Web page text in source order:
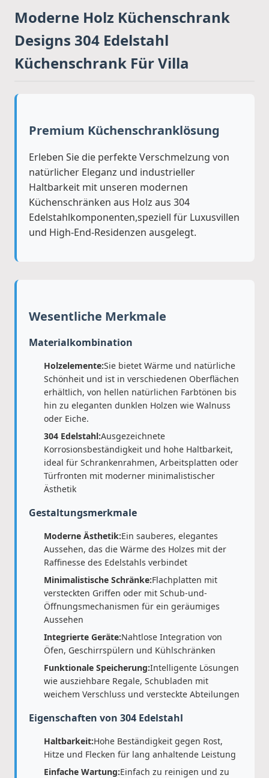
Moderne Holz Küchenschrank
Designs 304 Edelstahl
Küchenschrank Für Villa
Premium Küchenschranklösung
Erleben Sie die perfekte Verschmelzung von
natürlicher Eleganz und industrieller
Haltbarkeit mit unseren modernen
Küchenschränken aus Holz aus 304
Edelstahlkomponenten,speziell für Luxusvillen
und High-End-Residenzen ausgelegt.
Wesentliche Merkmale
Materialkombination
Holzelemente:Sie bietet Wärme und natürliche
Schönheit und ist in verschiedenen Oberflächen
erhältlich, von hellen natürlichen Farbtönen bis
hin zu eleganten dunklen Holzen wie Walnuss
oder Eiche.
304 Edelstahl:Ausgezeichnete
Korrosionsbeständigkeit und hohe Haltbarkeit,
ideal für Schrankenrahmen, Arbeitsplatten oder
Türfronten mit moderner minimalistischer
Ästhetik
Gestaltungsmerkmale
Moderne Ästhetik:Ein sauberes, elegantes
Aussehen, das die Wärme des Holzes mit der
Raffinesse des Edelstahls verbindet
Minimalistische Schränke:Flachplatten mit
versteckten Griffen oder mit Schub-und-
Öffnungsmechanismen für ein geräumiges
Aussehen
Integrierte Geräte:Nahtlose Integration von
Öfen, Geschirrspülern und Kühlschränken
Funktionale Speicherung:Intelligente Lösungen
wie ausziehbare Regale, Schubladen mit
weichem Verschluss und versteckte Abteilungen
Eigenschaften von 304 Edelstahl
Haltbarkeit:Hohe Beständigkeit gegen Rost,
Hitze und Flecken für lang anhaltende Leistung
Einfache Wartung:Einfach zu reinigen und zu